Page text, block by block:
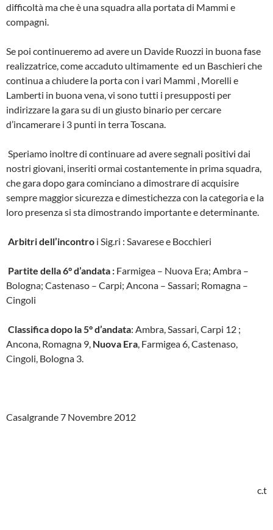
difficoltà ma che è una squadra alla portata di Mammi e
compagni.
Se poi continueremo ad avere un Davide Ruozzi in buona fase
realizzatrice, come accaduto ultimamente ed un Baschieri che
continua a chiudere la porta con i vari Mammi , Morelli e
Lamberti in buona vena, vi sono tutti i presupposti per
indirizzare la gara su di un giusto binario per cercare
d’incamerare i 3 punti in terra Toscana.
Speriamo inoltre di continuare ad avere segnali positivi dai
nostri giovani, inseriti ormai costantemente in prima squadra,
che gara dopo gara cominciano a dimostrare di acquisire
sempre maggior sicurezza e dimestichezza con la categoria e la
loro presenza si sta dimostrando importante e determinante.
Arbitri dell’incontro i Sig.ri : Savarese e Bocchieri
Partite della 6° d’andata : Farmigea – Nuova Era; Ambra –
Bologna; Castenaso – Carpi; Ancona – Sassari; Romagna –
Cingoli
Classifica dopo la 5° d’andata: Ambra, Sassari, Carpi 12 ;
Ancona, Romagna 9, Nuova Era, Farmigea 6, Castenaso,
Cingoli, Bologna 3.
Casalgrande 7 Novembre 2012
c.t